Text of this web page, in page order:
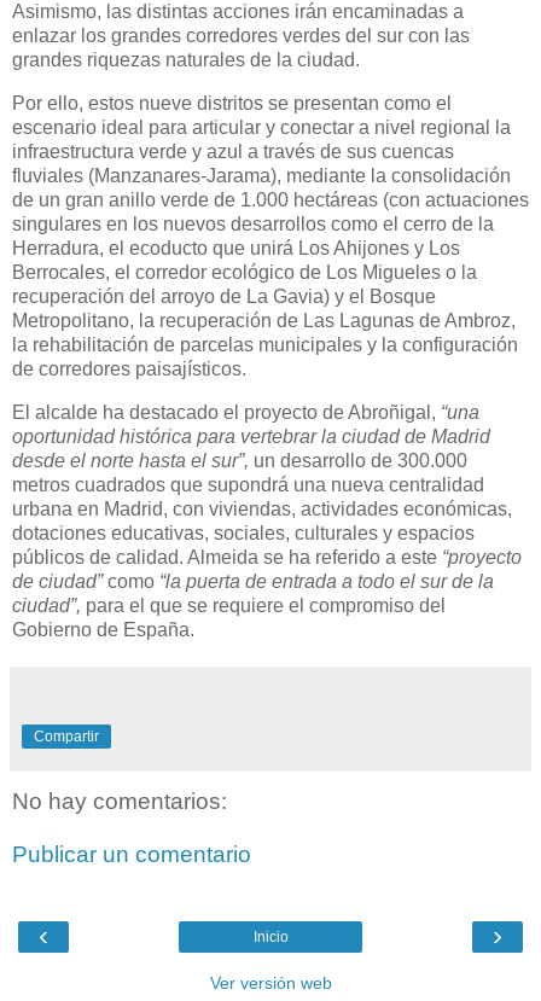
Asimismo, las distintas acciones irán encaminadas a
enlazar los grandes corredores verdes del sur con las
grandes riquezas naturales de la ciudad.
Por ello, estos nueve distritos se presentan como el
escenario ideal para articular y conectar a nivel regional la
infraestructura verde y azul a través de sus cuencas
fluviales (Manzanares-Jarama), mediante la consolidación
de un gran anillo verde de 1.000 hectáreas (con actuaciones
singulares en los nuevos desarrollos como el cerro de la
Herradura, el ecoducto que unirá Los Ahijones y Los
Berrocales, el corredor ecológico de Los Migueles o la
recuperación del arroyo de La Gavia) y el Bosque
Metropolitano, la recuperación de Las Lagunas de Ambroz,
la rehabilitación de parcelas municipales y la configuración
de corredores paisajísticos.
El alcalde ha destacado el proyecto de Abroñigal, “una
oportunidad histórica para vertebrar la ciudad de Madrid
desde el norte hasta el sur”, un desarrollo de 300.000
metros cuadrados que supondrá una nueva centralidad
urbana en Madrid, con viviendas, actividades económicas,
dotaciones educativas, sociales, culturales y espacios
públicos de calidad. Almeida se ha referido a este “proyecto
de ciudad”como “la puerta de entrada a todo el sur de la
ciudad”, para el que se requiere el compromiso del
Gobierno de España.
Compartir
No hay comentarios:
Publicar un comentario
‹ ›
Inicio
Ver versión web